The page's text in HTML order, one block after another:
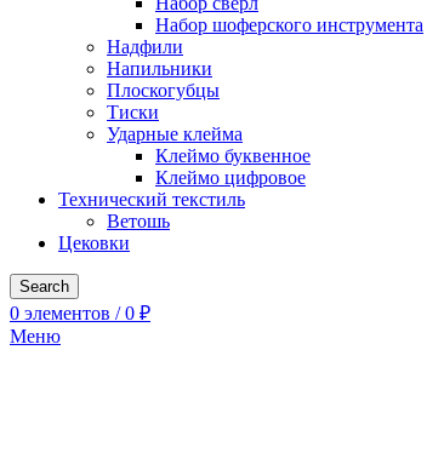
Набор шоферского инструмента
Надфили
Напильники
Плоскогубцы
Тиски
Ударные клейма
Клеймо буквенное
Клеймо цифровое
Технический текстиль
Ветошь
Цековки
Search
0 элементов / 0 ₽
Меню